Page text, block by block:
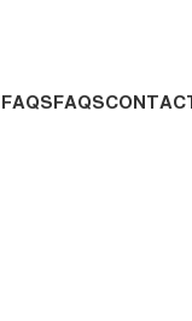
FAQS
FAQS